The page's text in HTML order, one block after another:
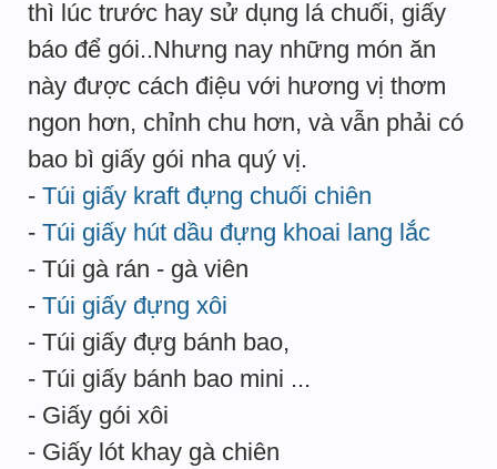
thì lúc trước hay sử dụng lá chuối, giấy
báo để gói..Nhưng nay những món ăn
này được cách điệu với hương vị thơm
ngon hơn, chỉnh chu hơn, và vẫn phải có
bao bì giấy gói nha quý vị.
- Túi giấy kraft đựng chuối chiên
- Túi giấy hút dầu đựng khoai lang lắc
- Túi gà rán - gà viên
- Túi giấy đựng xôi
- Túi giấy đựg bánh bao,
- Túi giấy bánh bao mini ...
- Giấy gói xôi
- Giấy lót khay gà chiên